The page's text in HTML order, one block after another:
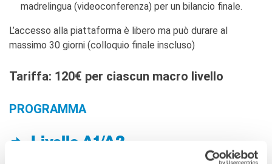
madrelingua (videoconferenza) per un bilancio finale.
L’accesso alla piattaforma è libero ma può durare al
massimo 30 giorni (colloquio finale inscluso)
Tariffa: 120€ per ciascun macro livello
PROGRAMMA
Livello A1/A2